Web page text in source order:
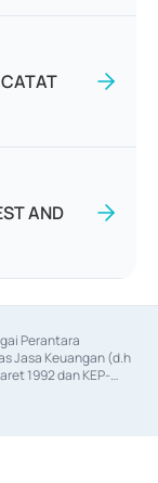
CATAT
AND
Perantara
Jasa Keuangan (d.h
1992 dan KEP-
Penjamin Emisi
Nomor KEP-
Nomor S-